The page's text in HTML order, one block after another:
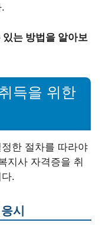
는 방법을 알아보
득을 위한
한 절차를 따라야
지사 자격증을 취
.
시